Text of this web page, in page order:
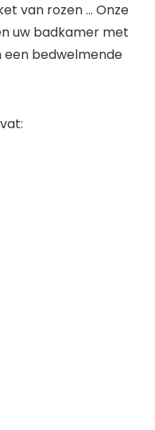
van rozen … Onze
uw badkamer met
een bedwelmende